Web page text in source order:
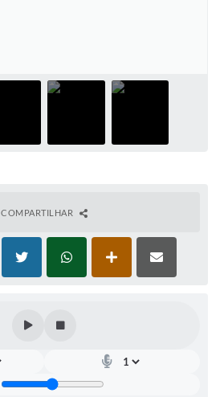
COMPARTILHAR